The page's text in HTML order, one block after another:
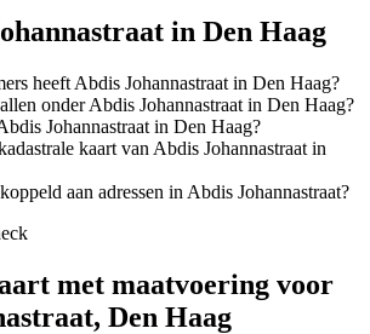
in Den Haag
heeft Abdis Johannastraat in Den Haag?
onder Abdis Johannastraat in Den Haag?
Johannastraat in Den Haag?
kaart van Abdis Johannastraat in
aan adressen in Abdis Johannastraat?
met maatvoering voor
Den Haag